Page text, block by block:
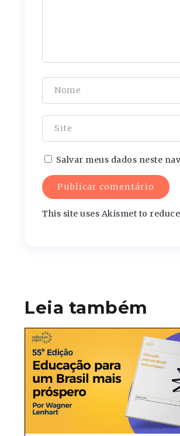
Salvar meus dados neste
This site uses Akismet to
Leia também